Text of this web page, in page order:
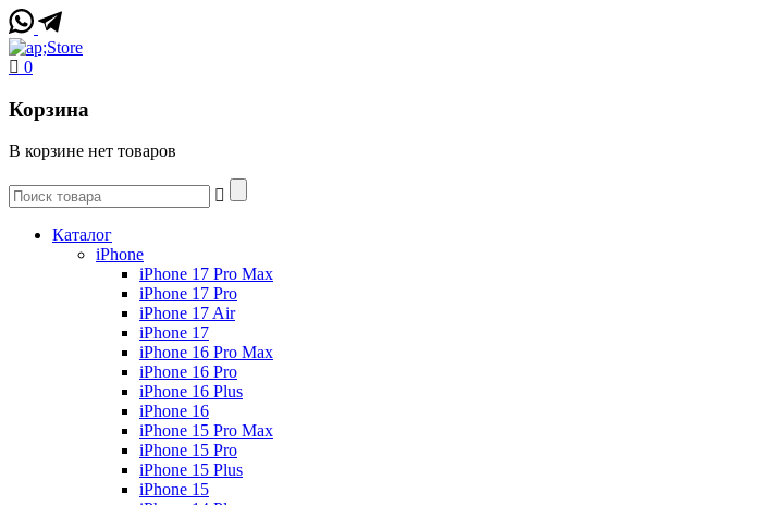
0
Корзина
В корзине нет товаров
Каталог
iPhone
iPhone 17 Pro Max
iPhone 17 Pro
iPhone 17 Air
iPhone 17
iPhone 16 Pro Max
iPhone 16 Pro
iPhone 16 Plus
iPhone 16
iPhone 15 Pro Max
iPhone 15 Pro
iPhone 15 Plus
iPhone 15